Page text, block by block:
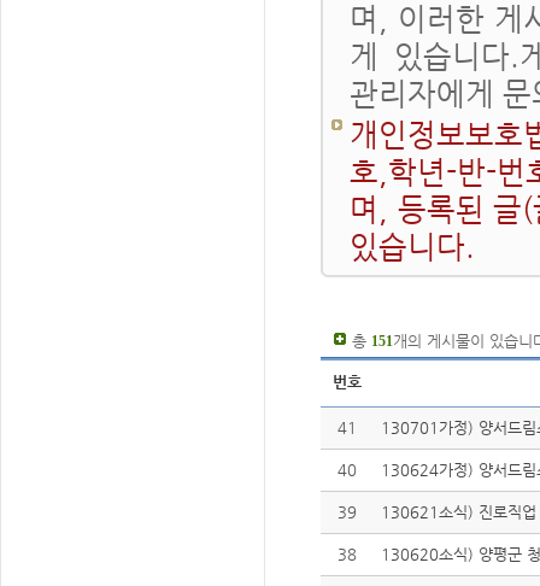
며, 이러한 게
게 있습니다.
관리자에게
개인정보보호
호,학년-반-번
며, 등록된 글
있습니다.
총 151개의 게시물이 있습니
번호
41 130701가정) 양서드림
40 130624가정) 양서드림
39 130621소식) 진로직업
38 130620소식) 양평군